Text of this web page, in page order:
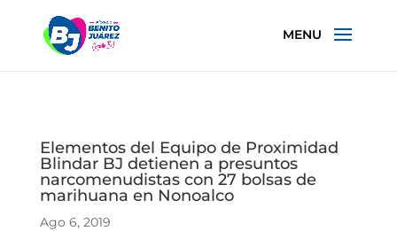
Elementos del Equipo de Proximidad
Blindar BJ detienen a presuntos
narcomenudistas con 27 bolsas de
marihuana en Nonoalco
Ago 6, 2019